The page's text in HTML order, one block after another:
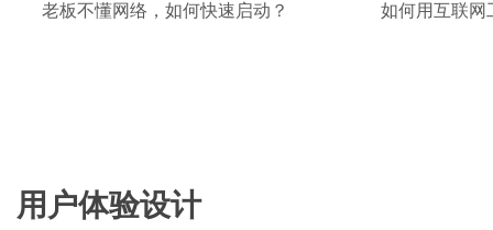
老板不懂网络，如何快速启动？
如何用互联网
用户体验设计